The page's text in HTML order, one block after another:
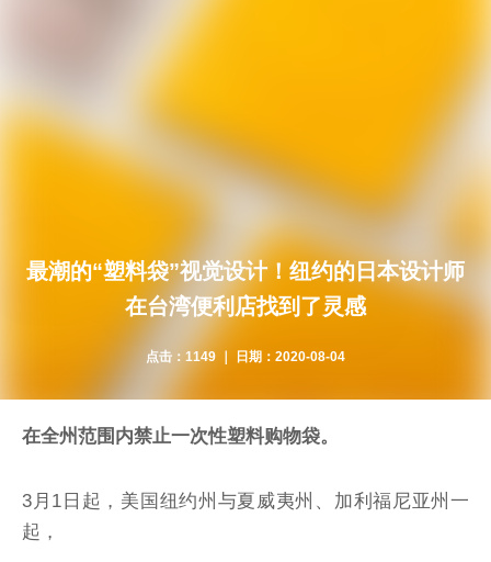
最潮的“塑料袋”视觉设计！纽约的日本设计师
在台湾便利店找到了灵感
点击： 1149 ｜ 日期： 2020-08-04
在全州范围内禁止一次性塑料购物袋。
3月1日起，美国纽约州与夏威夷州、加利福尼亚州一
起，